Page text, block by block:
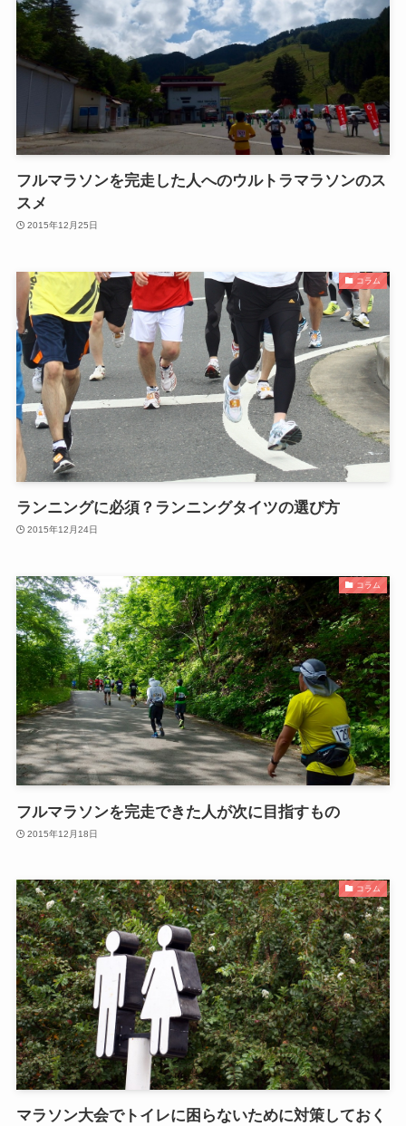
フルマラソンを完走した人へのウルトラマラソンのス
スメ
2015年12月25日
コラム
ランニングに必須？ランニングタイツの選び方
2015年12月24日
コラム
フルマラソンを完走できた人が次に目指すもの
2015年12月18日
コラム
マラソン大会でトイレに困らないために対策しておく